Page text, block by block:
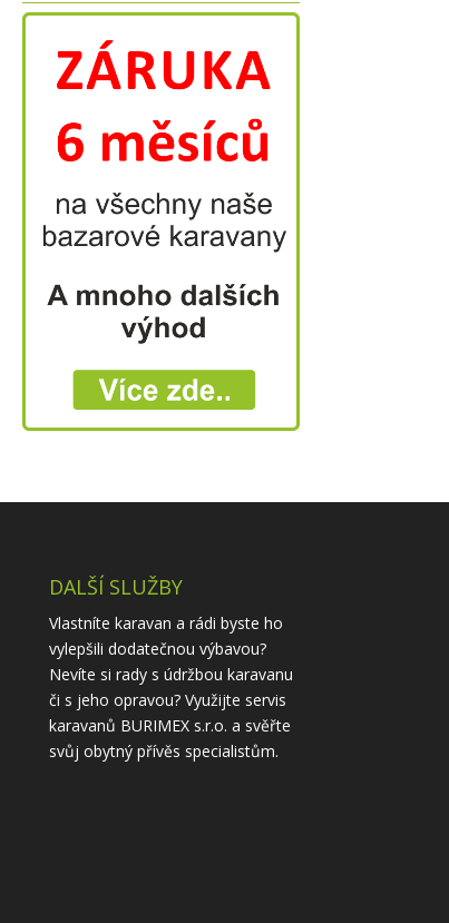
DALŠÍ SLUŽBY
Vlastníte karavan a rádi byste ho
vylepšili dodatečnou výbavou?
Nevíte si rady s údržbou karavanu
či s jeho opravou? Využijte servis
karavanů BURIMEX s.r.o. a svěřte
svůj obytný přívěs specialistům.